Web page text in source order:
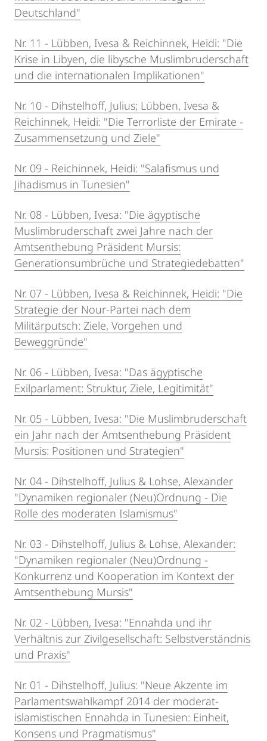
Deutschland"
Nr. 11 - Lübben, Ivesa & Reichinnek, Heidi: "Die
Krise in Libyen, die libysche Muslimbruderschaft
und die internationalen Implikationen"
Nr. 10 - Dihstelhoff, Julius; Lübben, Ivesa &
Reichinnek, Heidi: "Die Terrorliste der Emirate -
Zusammensetzung und Ziele"
Nr. 09 - Reichinnek, Heidi: "Salafismus und
Jihadismus in Tunesien"
Nr. 08 - Lübben, Ivesa: "Die ägyptische
Muslimbruderschaft zwei Jahre nach der
Amtsenthebung Präsident Mursis:
Generationsumbrüche und Strategiedebatten"
Nr. 07 - Lübben, Ivesa & Reichinnek, Heidi: "Die
Strategie der Nour-Partei nach dem
Militärputsch: Ziele, Vorgehen und
Beweggründe"
Nr. 06 - Lübben, Ivesa: "Das ägyptische
Exilparlament: Struktur, Ziele, Legitimität"
Nr. 05 - Lübben, Ivesa: "Die Muslimbruderschaft
ein Jahr nach der Amtsenthebung Präsident
Mursis: Positionen und Strategien"
Nr. 04 - Dihstelhoff, Julius & Lohse, Alexander
"Dynamiken regionaler (Neu)Ordnung - Die
Rolle des moderaten Islamismus"
Nr. 03 - Dihstelhoff, Julius & Lohse, Alexander:
"Dynamiken regionaler (Neu)Ordnung -
Konkurrenz und Kooperation im Kontext der
Amtsenthebung Mursis"
Nr. 02 - Lübben, Ivesa: "Ennahda und ihr
Verhältnis zur Zivilgesellschaft: Selbstverständnis
und Praxis"
Nr. 01 - Dihstelhoff, Julius: "Neue Akzente im
Parlamentswahlkampf 2014 der moderat-
islamistischen Ennahda in Tunesien: Einheit,
Konsens und Pragmatismus"